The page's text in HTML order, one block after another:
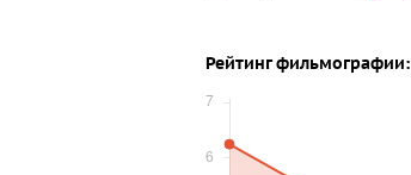
Рейтинг фильмографии: